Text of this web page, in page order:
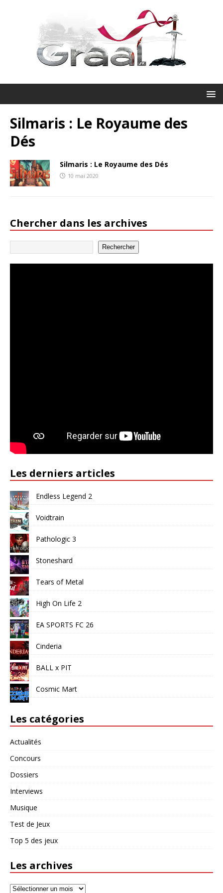
Silmaris : Le Royaume des
Dés
Silmaris : Le Royaume des Dés
10 mai 2020
Chercher dans les archives
Rechercher
Les derniers articles
Endless Legend 2
Voidtrain
Pathologic 3
Stoneshard
Tears of Metal
High On Life 2
EA SPORTS FC 26
Cinderia
BALL x PIT
Cosmic Mart
Les catégories
Actualités
Concours
Dossiers
Interviews
Musique
Test de Jeux
Top 5 des jeux
Les archives